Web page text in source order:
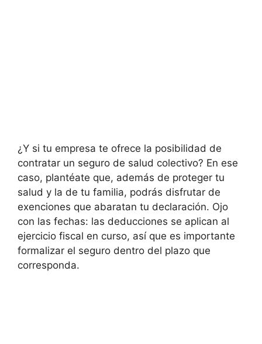
¿Y si tu empresa te ofrece la posibilidad de
contratar un seguro de salud colectivo? En ese
caso, plantéate que, además de proteger tu
salud y la de tu familia, podrás disfrutar de
exenciones que abaratan tu declaración. Ojo
con las fechas: las deducciones se aplican al
ejercicio fiscal en curso, así que es importante
formalizar el seguro dentro del plazo que
corresponda.